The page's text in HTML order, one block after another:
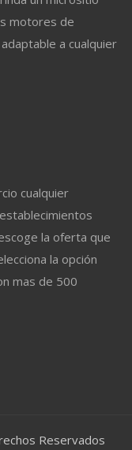
motores de
a cualquier
cualquier
la oferta que
la opción
mas de 500
Reservados